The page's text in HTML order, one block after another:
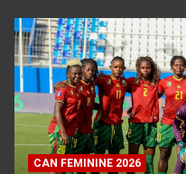
CAN FEMININE 2026